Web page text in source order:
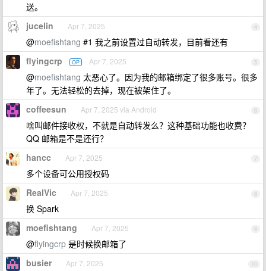
送。
4
jucelin Apr 7, 2025
@moefishtang #1 我之前设置过自动转发，目前看还有
5
flyingcrp OP Apr 7, 2025
@moefishtang 太恶心了。因为我的邮箱绑定了很多账号。很多
年了。无法轻松的去掉，现在被架住了。
6
coffeesun Apr 7, 2025 via Android
啥叫邮件接收权，不就是自动转发么？这种基础功能也收费？
QQ 邮箱是不是还行？
7
hancc Apr 7, 2025
多个设备可公用授权码
8
RealVic Apr 7, 2025
换 Spark
9
moefishtang Apr 7, 2025
@flyingcrp 是时候换邮箱了
10
busier Apr 7, 2025